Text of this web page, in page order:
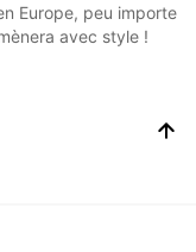
Europe, peu importe
avec style !